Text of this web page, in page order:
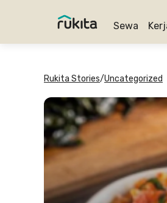
Sewa
Rukita Stories/Uncategorized